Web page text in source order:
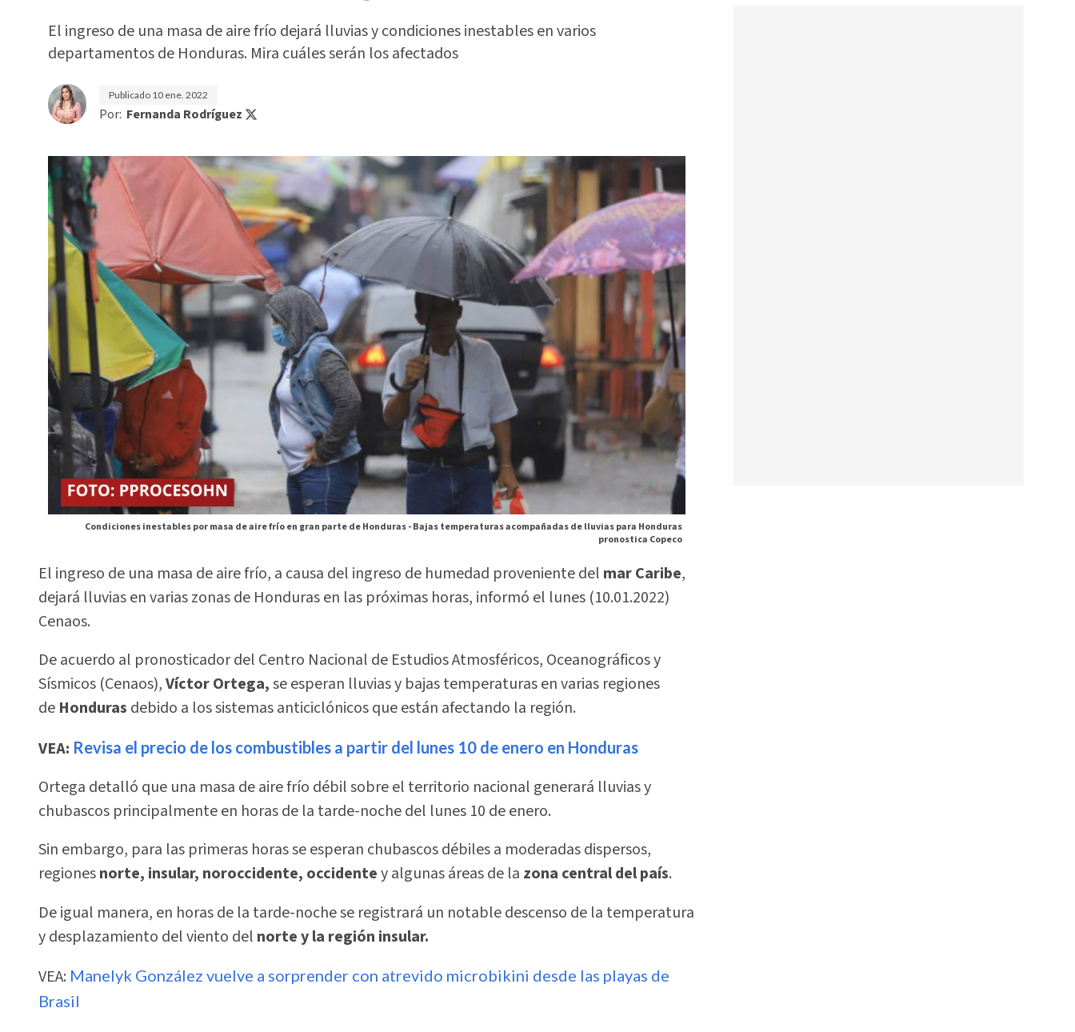
El ingreso de una masa de aire frío dejará lluvias y condiciones inestables en varios
departamentos de Honduras. Mira cuáles serán los afectados
Publicado 10 ene. 2022
Por: Fernanda Rodríguez
Condiciones inestables por masa de aire frío en gran parte de Honduras -Bajas temperaturas acompañadas de lluvias para Honduras
pronostica Copeco
El ingreso de una masa de aire frío, a causa del ingreso de humedad proveniente del mar Caribe,
dejará lluvias en varias zonas de Honduras en las próximas horas, informó el lunes (10.01.2022)
Cenaos.
De acuerdo al pronosticador del Centro Nacional de Estudios Atmosféricos, Oceanográficos y
Sísmicos (Cenaos),Víctor Ortega,se esperan lluvias y bajas temperaturas en varias regiones
de Honduras debido a los sistemas anticiclónicos que están afectando la región.
VEA: Revisa el precio de los combustibles a partir del lunes 10 de enero en Honduras
Ortega detalló que una masa de aire frío débil sobre el territorio nacional generará lluvias y
chubascos principalmente en horas de la tarde-noche del lunes 10 de enero.
Sin embargo, para las primeras horas se esperan chubascos débiles a moderadas dispersos,
regionesnorte, insular, noroccidente, occidentey algunas áreas de la zona central del país.
De igual manera, en horas de la tarde-noche se registrará un notable descenso de la temperatura
y desplazamiento del viento del norte y la región insular.
VEA: Manelyk González vuelve a sorprender con atrevido microbikini desde las playas de
Brasil